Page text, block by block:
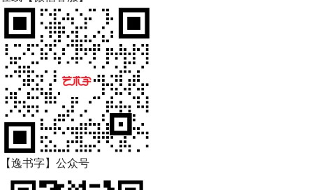
【逸书字】公众号